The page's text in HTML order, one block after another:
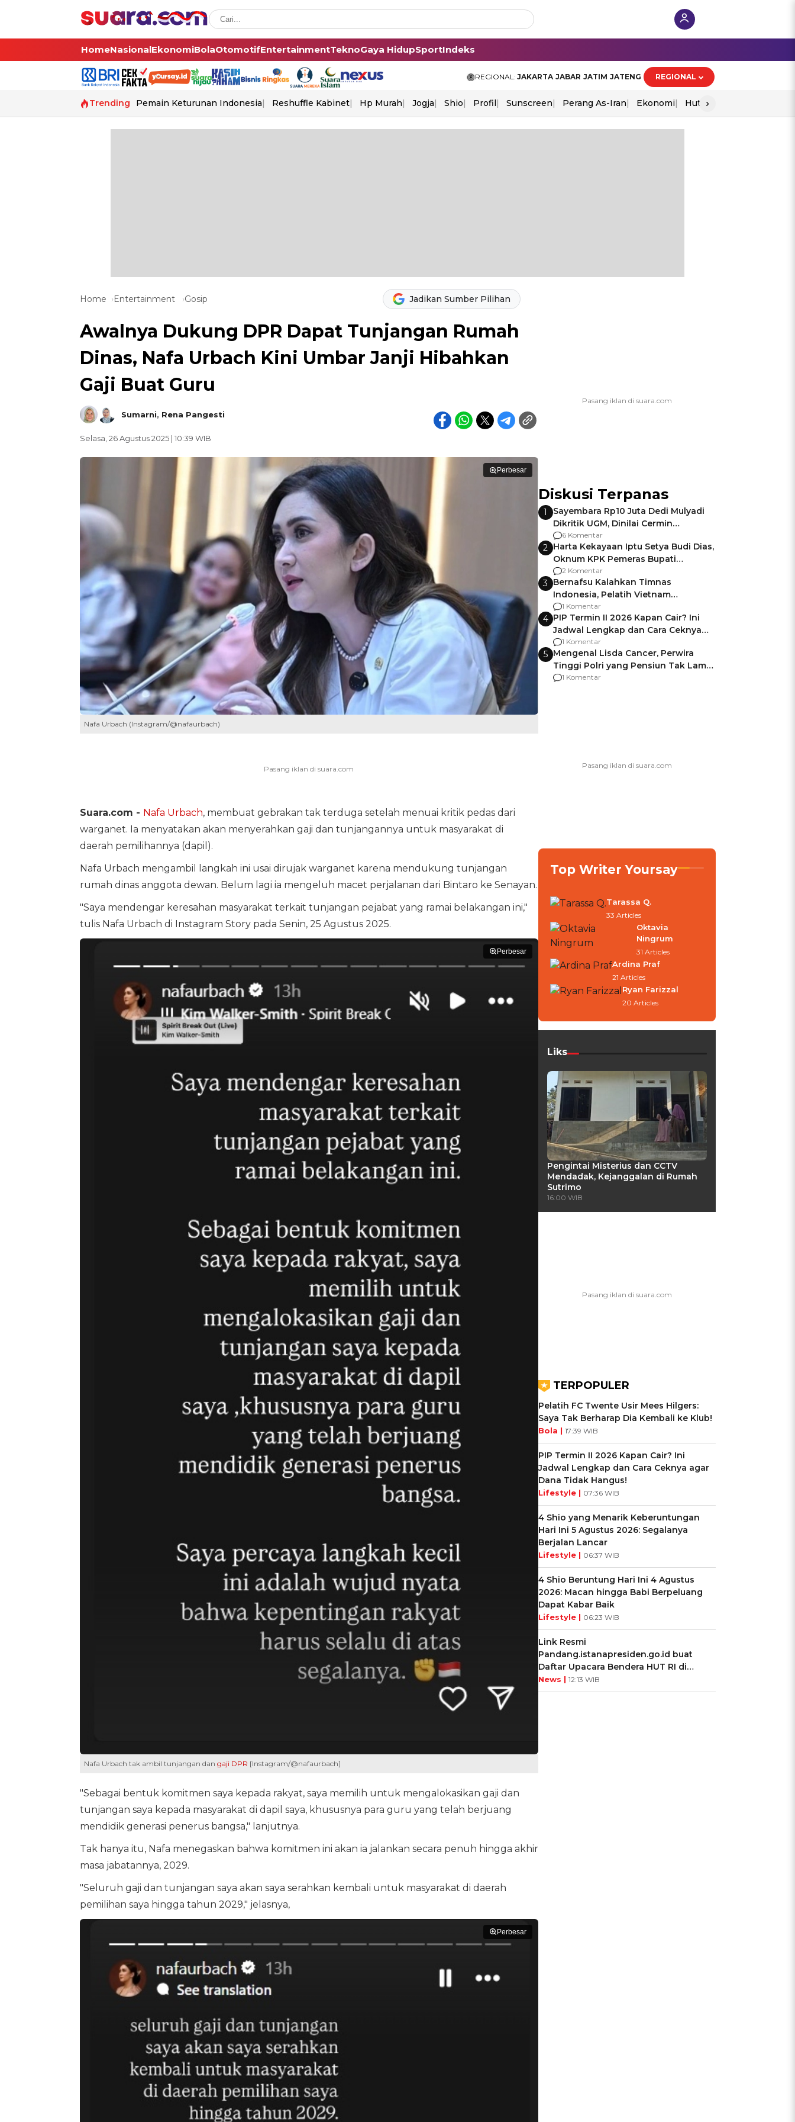
HomeNasionalEkonomiBolaOtomotifEntertainmentTeknoGaya HidupSportIndeks
REGIONAL: JAKARTA JABAR JATIM JATENG REGIONAL
Trending Pemain Keturunan Indonesia Reshuffle Kabinet Hp Murah Jogja Shio Profil Sunscreen Perang As-Iran Ekonomi Hut Ri
›
Home Entertainment Gosip Jadikan Sumber Pilihan
Awalnya Dukung DPR Dapat Tunjangan Rumah
Dinas, Nafa Urbach Kini Umbar Janji Hibahkan
Gaji Buat Guru
Sumarni, Rena Pangesti
Selasa, 26 Agustus 2025 | 10:39 WIB
Perbesar
Nafa Urbach (Instagram/@nafaurbach)
Suara.com - Nafa Urbach, membuat gebrakan tak terduga setelah menuai kritik pedas dari
warganet. Ia menyatakan akan menyerahkan gaji dan tunjangannya untuk masyarakat di
daerah pemilihannya (dapil).
Nafa Urbach mengambil langkah ini usai dirujak warganet karena mendukung tunjangan
rumah dinas anggota dewan. Belum lagi ia mengeluh macet perjalanan dari Bintaro ke Senayan.
"Saya mendengar keresahan masyarakat terkait tunjangan pejabat yang ramai belakangan ini,"
tulis Nafa Urbach di Instagram Story pada Senin, 25 Agustus 2025.
Perbesar
Nafa Urbach tak ambil tunjangan dan gaji DPR [Instagram/@nafaurbach]
"Sebagai bentuk komitmen saya kepada rakyat, saya memilih untuk mengalokasikan gaji dan
tunjangan saya kepada masyarakat di dapil saya, khususnya para guru yang telah berjuang
mendidik generasi penerus bangsa," lanjutnya.
Tak hanya itu, Nafa menegaskan bahwa komitmen ini akan ia jalankan secara penuh hingga akhir
masa jabatannya, 2029.
"Seluruh gaji dan tunjangan saya akan saya serahkan kembali untuk masyarakat di daerah
pemilihan saya hingga tahun 2029," jelasnya,
Perbesar
Diskusi Terpanas
1
Sayembara Rp10 Juta Dedi Mulyadi
Dikritik UGM, Dinilai Cermin
Gagalnya Negara Jamin Keamanan
6 Komentar
2 Harta Kekayaan Iptu Setya Budi Dias,
Oknum KPK Pemeras Bupati
Pemalang
2 Komentar
3 Bernafsu Kalahkan Timnas
Indonesia, Pelatih Vietnam
Berencana Pakai Jimat di Pakansari
1 Komentar
4 PIP Termin II 2026 Kapan Cair? Ini
Jadwal Lengkap dan Cara Ceknya
agar Dana Tidak Hangus!
1 Komentar
5 Mengenal Lisda Cancer, Perwira
Tinggi Polri yang Pensiun Tak Lama
Usai Jadi Brigjen
1 Komentar
Top Writer Yoursay
Tarassa Q.
33 Articles
Oktavia
Ningrum
31 Articles
Ardina Praf
21 Articles
Ryan Farizzal
20 Articles
Liks
Pengintai Misterius dan CCTV
Mendadak, Kejanggalan di Rumah
Sutrimo
16:00 WIB
TERPOPULER
Pelatih FC Twente Usir Mees Hilgers:
Saya Tak Berharap Dia Kembali ke Klub!
Bola | 17:39 WIB
PIP Termin II 2026 Kapan Cair? Ini
Jadwal Lengkap dan Cara Ceknya agar
Dana Tidak Hangus!
Lifestyle | 07:36 WIB
4 Shio yang Menarik Keberuntungan
Hari Ini 5 Agustus 2026: Segalanya
Berjalan Lancar
Lifestyle | 06:37 WIB
4 Shio Beruntung Hari Ini 4 Agustus
2026: Macan hingga Babi Berpeluang
Dapat Kabar Baik
Lifestyle | 06:23 WIB
Link Resmi
Pandang.istanapresiden.go.id buat
Daftar Upacara Bendera HUT RI di
Istana Negara
News | 12:13 WIB